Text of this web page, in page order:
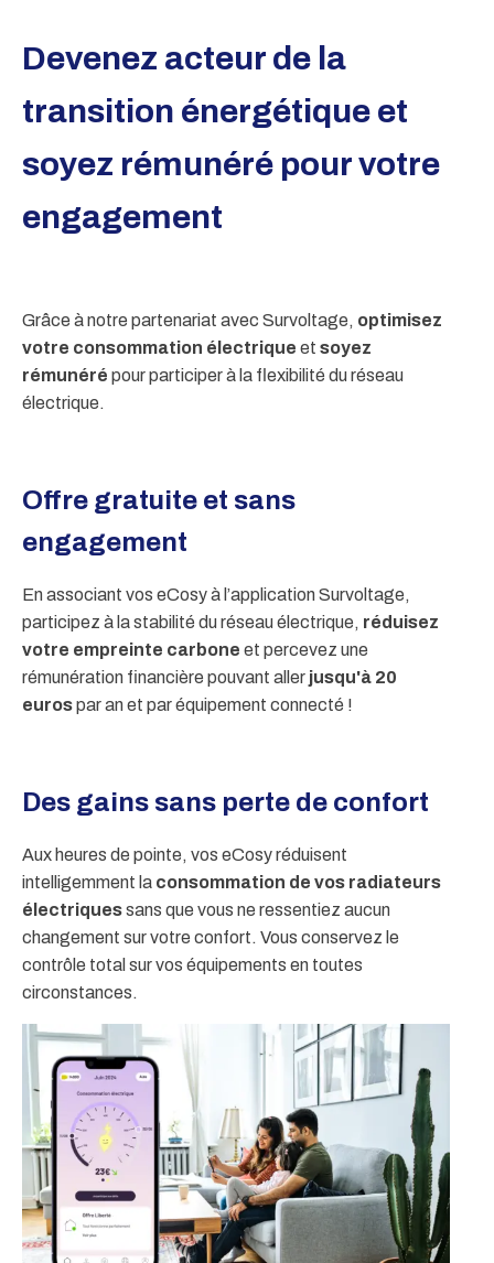
Devenez acteur de la
transition énergétique et
soyez rémunéré pour votre
engagement
Grâce à notre partenariat avec Survoltage, optimisez
votre consommation électrique et soyez
rémunéré pour participer à la flexibilité du réseau
électrique.
Offre gratuite et sans
engagement
En associant vos eCosy à l’application Survoltage,
participez à la stabilité du réseau électrique, réduisez
votre empreinte carbone et percevez une
rémunération financière pouvant aller jusqu'à 20
eurospar an et par équipement connecté !
Des gains sans perte de confort
Aux heures de pointe, vos eCosy réduisent
intelligemment la consommation de vos radiateurs
électriquessans que vous ne ressentiez aucun
changement sur votre confort. Vous conservez le
contrôle total sur vos équipements en toutes
circonstances.